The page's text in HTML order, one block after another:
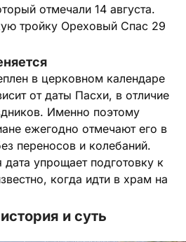
отмечали 14 августа.
тройку Ореховый Спас 29
в церковном календаре
от даты Пасхи, в отличие
Именно поэтому
ежегодно отмечают его в
переносов и колебаний.
упрощает подготовку к
когда идти в храм на
и суть